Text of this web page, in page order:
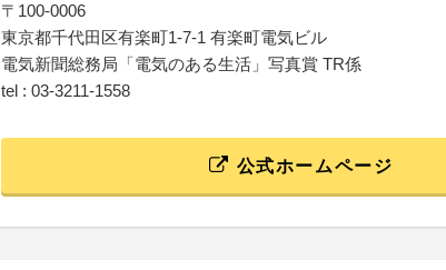
〒100-0006
東京都千代田区有楽町1-7-1 有楽町電気ビル
電気新聞総務局「電気のある生活」写真賞 TR係
tel : 03-3211-1558
公式ホームページ